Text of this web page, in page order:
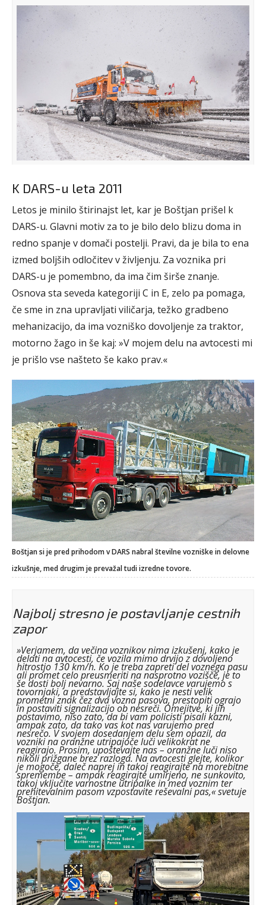
K DARS-u leta 2011
Letos je minilo štirinajst let, kar je Boštjan prišel k
DARS-u. Glavni motiv za to je bilo delo blizu doma in
redno spanje v domači postelji. Pravi, da je bila to ena
izmed boljših odločitev v življenju. Za voznika pri
DARS-u je pomembno, da ima čim širše znanje.
Osnova sta seveda kategoriji C in E, zelo pa pomaga,
če sme in zna upravljati viličarja, težko gradbeno
mehanizacijo, da ima vozniško dovoljenje za traktor,
motorno žago in še kaj: »V mojem delu na avtocesti mi
je prišlo vse našteto še kako prav.«
Boštjan si je pred prihodom v DARS nabral številne vozniške in delovne
izkušnje, med drugim je prevažal tudi izredne tovore.
Najbolj stresno je postavljanje cestnih
zapor
»Verjamem, da večina voznikov nima izkušenj, kako je
delati na avtocesti, če vozila mimo drvijo z dovoljeno
hitrostjo 130 km/h. Ko je treba zapreti del voznega pasu
ali promet celo preusmeriti na nasprotno vozišče, je to
še dosti bolj nevarno. Saj naše sodelavce varujemo s
tovornjaki, a predstavljajte si, kako je nesti velik
prometni znak čez dva vozna pasova, prestopiti ograjo
in postaviti signalizacijo ob nesreči. Omejitve, ki jih
postavimo, niso zato, da bi vam policisti pisali kazni,
ampak zato, da tako vas kot nas varujemo pred
nesrečo. V svojem dosedanjem delu sem opazil, da
vozniki na oranžne utripajoče luči velikokrat ne
reagirajo. Prosim, upoštevajte nas – oranžne luči niso
nikoli prižgane brez razloga. Na avtocesti glejte, kolikor
je mogoče, daleč naprej in takoj reagirajte na morebitne
spremembe – ampak reagirajte umirjeno, ne sunkovito,
takoj vključite varnostne utripalke in med voznim ter
prehitevalnim pasom vzpostavite reševalni pas,« svetuje
Boštjan.